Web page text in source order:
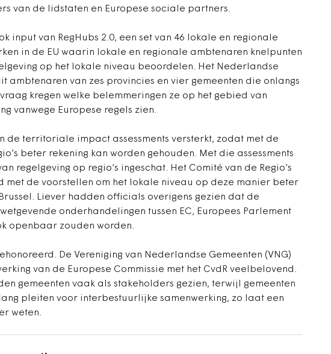
van de lidstaten en Europese sociale partners.
input van RegHubs 2.0, een set van 46 lokale en regionale
in de EU waarin lokale en regionale ambtenaren knelpunten
op het lokale niveau beoordelen. Het Nederlandse
ambtenaren van zes provincies en vier gemeenten die onlangs
kregen welke belemmeringen ze op het gebied van
vanwege Europese regels zien.
de territoriale impact assessments versterkt, zodat met de
beter rekening kan worden gehouden. Met die assessments
regelgeving op regio’s ingeschat. Het Comité van de Regio’s
met de voorstellen om het lokale niveau op deze manier beter
Liever hadden officials overigens gezien dat de
onderhandelingen tussen EC, Europees Parlement
openbaar zouden worden.
De Vereniging van Nederlandse Gemeenten (VNG)
van de Europese Commissie met het CvdR veelbelovend.
gemeenten vaak als stakeholders gezien, terwijl gemeenten
pleiten voor interbestuurlijke samenwerking, zo laat een
weten.